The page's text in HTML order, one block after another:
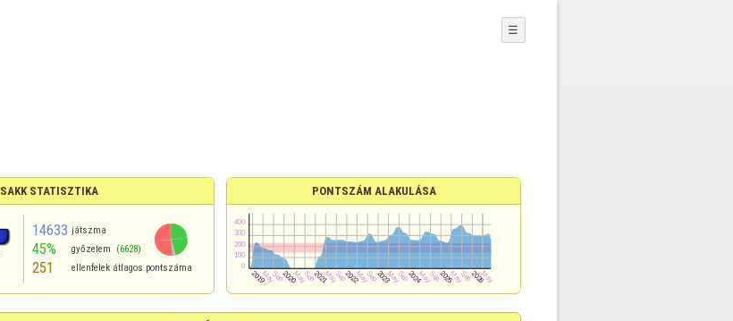
☰
SAKK STATISZTIKA
14633 játszma
45% győzelem (6628)
251 ellenfelek átlagos pontszáma
PONTSZÁM ALAKULÁSA